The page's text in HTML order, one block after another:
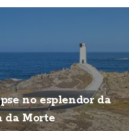
no esplendor da
da Morte